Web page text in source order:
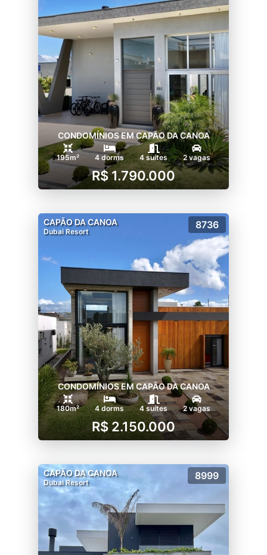
CONDOMÍNIOS EM CAPÃO DA CANOA
195m² 4 dorms 4 suítes 2 vagas
R$ 1.790.000
CAPÃO DA CANOA
Dubai Resort
8736
CONDOMÍNIOS EM CAPÃO DA CANOA
180m² 4 dorms 4 suítes 2 vagas
R$ 2.150.000
CAPÃO DA CANOA
Dubai Resort
8999